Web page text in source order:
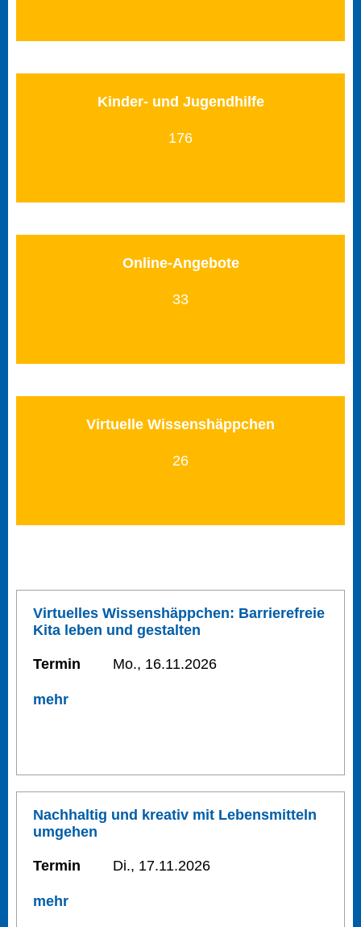
Kinder- und Jugendhilfe
176
Online-Angebote
33
Virtuelle Wissenshäppchen
26
Virtuelles Wissenshäppchen: Barrierefreie
Kita leben und gestalten
Termin Mo., 16.11.2026
mehr
Nachhaltig und kreativ mit Lebensmitteln
umgehen
Termin Di., 17.11.2026
mehr